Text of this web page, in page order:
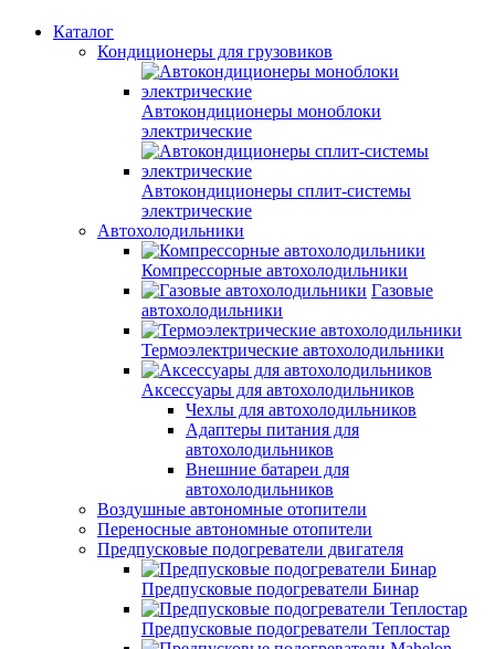
Каталог
Кондиционеры для грузовиков
Автокондиционеры моноблоки
электрические
Автокондиционеры сплит-системы
электрические
Автохолодильники
Компрессорные автохолодильники
Газовые
автохолодильники
Термоэлектрические автохолодильники
Аксессуары для автохолодильников
Чехлы для автохолодильников
Адаптеры питания для
автохолодильников
Внешние батареи для
автохолодильников
Воздушные автономные отопители
Переносные автономные отопители
Предпусковые подогреватели двигателя
Предпусковые подогреватели Бинар
Предпусковые подогреватели Теплостар